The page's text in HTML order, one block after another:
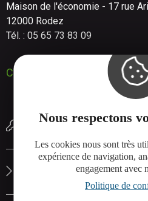
Nous respectons
Les cookies nous sont très
expérience de navigation,
engagement avec
Politique de
Maison de l'économie - 17 rue
12000 Rodez
Tél. : 05 65 73 83 09
Contactez-nous
Réserver une salle de
Le site de Rodez Agglo